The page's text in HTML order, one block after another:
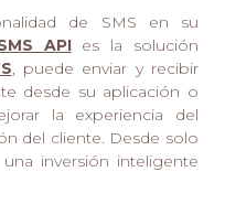
de SMS en su
APIes la solución
, puede enviar y recibir
desde su aplicación o
la experiencia del
del cliente. Desde solo
inversión inteligente